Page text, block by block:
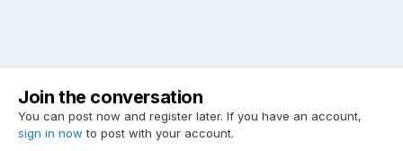
Join the conversation
You can post now and register later. If you have an account,
sign in now to post with your account.